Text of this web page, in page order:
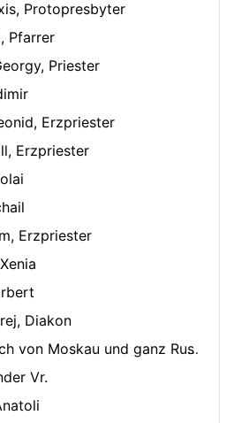
Protopresbyter
Pfarrer
Priester
Erzpriester
Erzpriester
Erzpriester
Diakon
von Moskau und ganz Russland
Vr.